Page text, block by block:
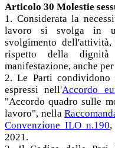
Articolo 30 Molestie
1. Considerata la
lavoro si svolga in
svolgimento
rispetto della
manifestazione, anche
2. Le Parti condividono
espressi nell'Accordo
"Accordo quadro sulle
lavoro", nella
Convenzione ILO n.190,
2021.